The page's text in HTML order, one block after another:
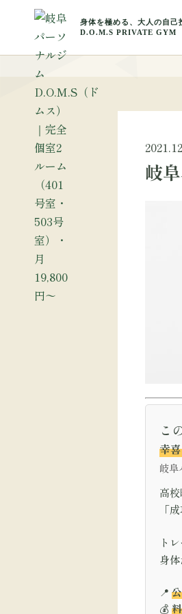
岐
こ
幸
岐阜
高
「
ト
身
📍
💰